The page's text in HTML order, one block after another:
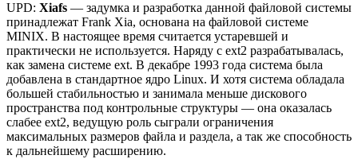
UPD: Xiafs — задумка и разработка данной файловой системы
принадлежат Frank Xia, основана на файловой системе
MINIX. В настоящее время считается устаревшей и
практически не используется. Наряду с ext2 разрабатывалась,
как замена системе ext. В декабре 1993 года система была
добавлена в стандартное ядро Linux. И хотя система обладала
большей стабильностью и занимала меньше дискового
пространства под контрольные структуры — она оказалась
слабее ext2, ведущую роль сыграли ограничения
максимальных размеров файла и раздела, а так же способность
к дальнейшему расширению.